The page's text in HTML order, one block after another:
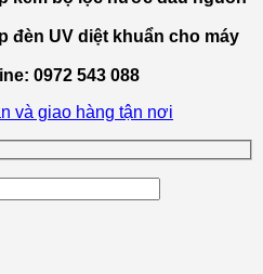
đèn UV diệt khuẩn cho máy
0972 543 088
và giao hàng tận nơi